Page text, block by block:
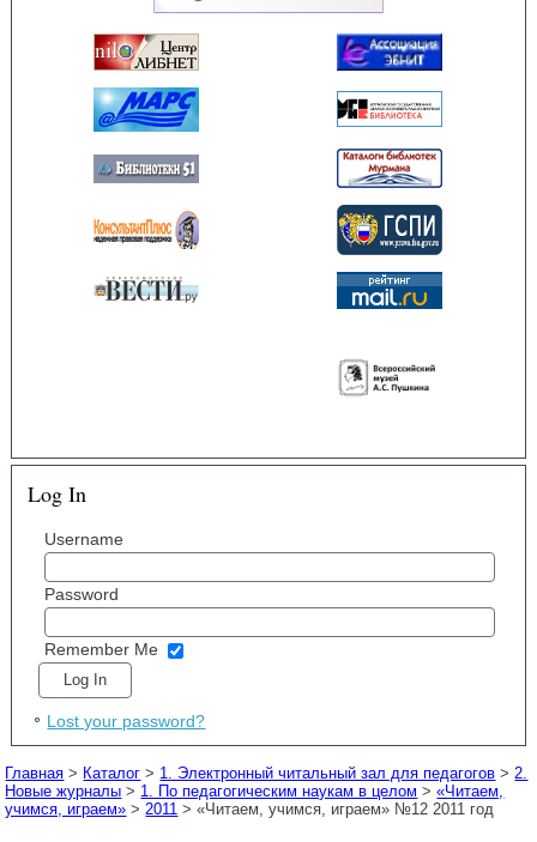
Log In
Username
Password
Remember Me
Lost your password?
Главная > Каталог > 1. Электронный читальный зал для педагогов > 2.
Новые журналы > 1. По педагогическим наукам в целом >«Читаем,
учимся, играем» > 2011 > «Читаем, учимся, играем» №12 2011 год